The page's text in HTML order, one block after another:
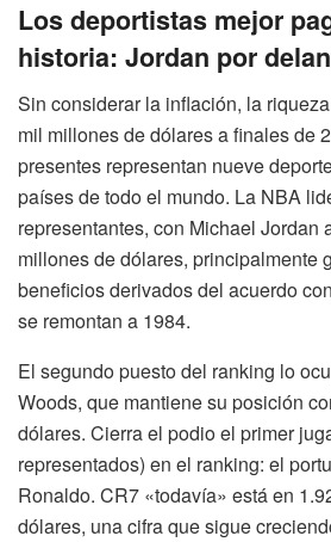
Los deportistas mejor
historia: Jordan por
Sin considerar la inflación, la
mil millones de dólares a finales de
presentes representan nueve
países de todo el mundo. La NBA
representantes, con Michael Jordan
millones de dólares, principalmente
beneficios derivados del acuerdo
se remontan a 1984.
El segundo puesto del ranking lo
Woods, que mantiene su posición
dólares. Cierra el podio el primer
representados) en el ranking: el
Ronaldo. CR7 «todavía» está en
dólares, una cifra que sigue